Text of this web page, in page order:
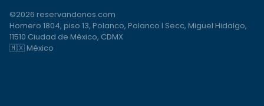
©2026 reservandonos.com
Homero 1804, piso 13, Polanco, Polanco I Secc, Miguel Hidalgo,
11510 Ciudad de México, CDMX
🇲🇽 México